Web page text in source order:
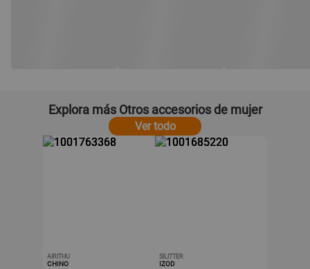
Explora más Otros accesorios de mujer
Ver todo
AIRITHU
CHINO
SILITTER
IZOD